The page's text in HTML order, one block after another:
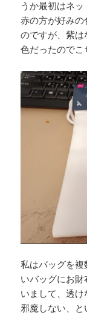
うか最初はネ
赤の方が好み
のですが、紫
色だったのでこ
私はバッグを
いバッグにお
いまして、透
邪魔しない、